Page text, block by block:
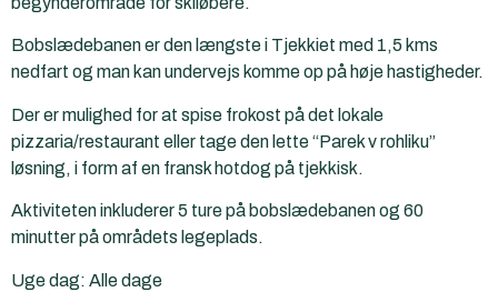
Bobslædebanen er den længste i Tjekkiet med 1,5 kms
nedfart og man kan undervejs komme op på høje hastigheder.
Der er mulighed for at spise frokost på det lokale
pizzaria/restaurant eller tage den lette “Parek v rohliku”
løsning, i form af en fransk hotdog på tjekkisk.
Aktiviteten inkluderer 5 ture på bobslædebanen og 60
minutter på områdets legeplads.
Uge dag: Alle dage